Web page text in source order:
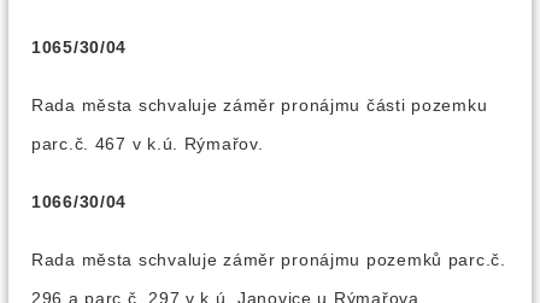
1065/30/04
Rada města schvaluje záměr pronájmu části pozemku
parc.č. 467 v k.ú. Rýmařov.
1066/30/04
Rada města schvaluje záměr pronájmu pozemků parc.č.
296 a parc.č. 297 v k.ú. Janovice u Rýmařova.